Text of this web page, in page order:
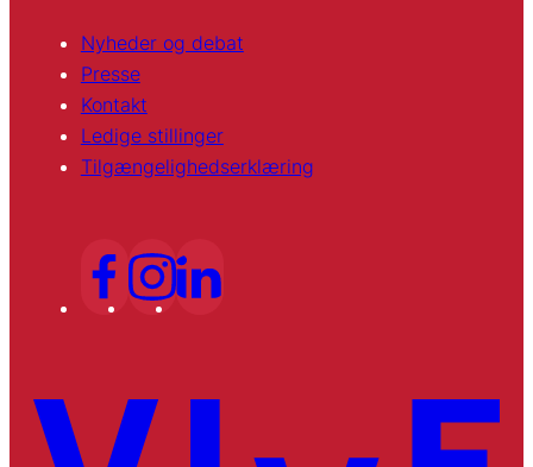
Nyheder og debat
Presse
Kontakt
Ledige stillinger
Tilgængelighedserklæring